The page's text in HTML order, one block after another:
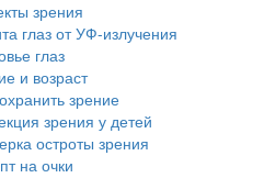
зрения
глаз от УФ-излучения
глаз
и возраст
зрение
зрения у детей
остроты зрения
на очки